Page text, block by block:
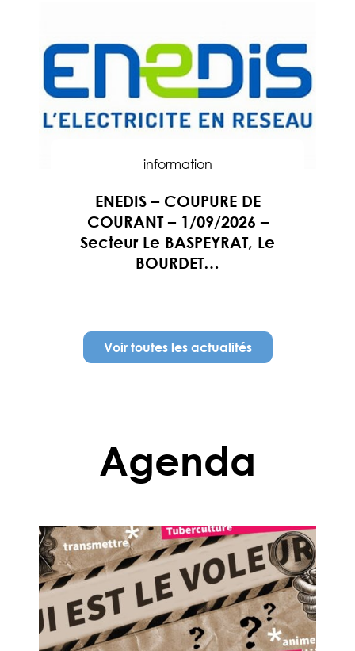
information
ENEDIS – COUPURE DE
COURANT – 1/09/2026 –
Secteur Le BASPEYRAT, Le
BOURDET…
Voir toutes les actualités
Agenda